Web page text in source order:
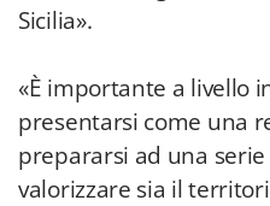
Sicilia».
«È importante a livello
presentarsi come una
prepararsi ad una
valorizzare sia il